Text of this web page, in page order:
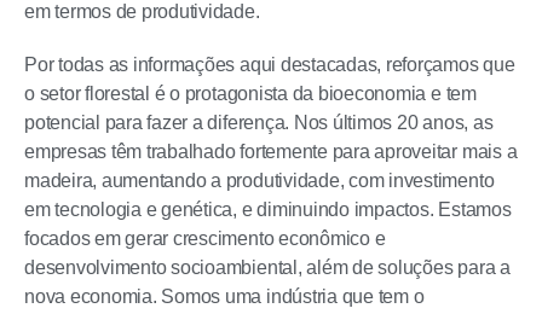
em termos de produtividade.
Por todas as informações aqui destacadas, reforçamos que
o setor florestal é o protagonista da bioeconomia e tem
potencial para fazer a diferença. Nos últimos 20 anos, as
empresas têm trabalhado fortemente para aproveitar mais a
madeira, aumentando a produtividade, com investimento
em tecnologia e genética, e diminuindo impactos. Estamos
focados em gerar crescimento econômico e
desenvolvimento socioambiental, além de soluções para a
nova economia. Somos uma indústria que tem o